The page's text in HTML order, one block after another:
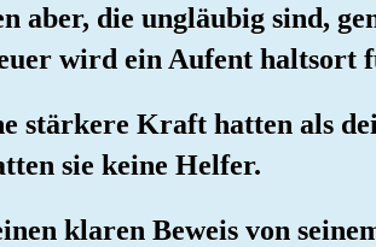
aber, die ungläubig sind,
wird ein Aufent haltsort
stärkere Kraft hatten als
sie keine Helfer.
klaren Beweis von